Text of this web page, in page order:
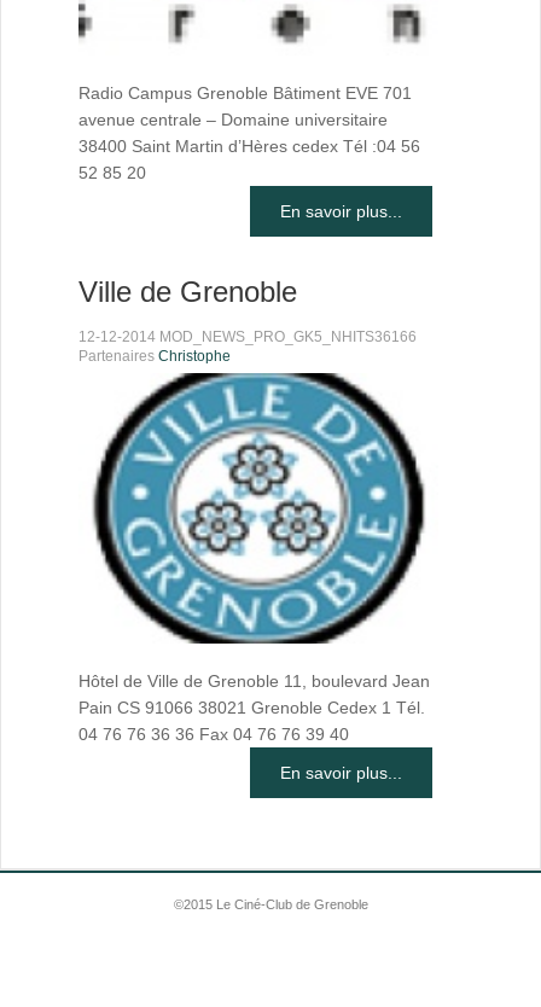
Radio Campus Grenoble Bâtiment EVE 701
avenue centrale – Domaine universitaire
38400 Saint Martin d’Hères cedex Tél :04 56
52 85 20
En savoir plus...
Ville de Grenoble
12-12-2014 MOD_NEWS_PRO_GK5_NHITS36166
Partenaires Christophe
Hôtel de Ville de Grenoble 11, boulevard Jean
Pain CS 91066 38021 Grenoble Cedex 1 Tél.
04 76 76 36 36 Fax 04 76 76 39 40
En savoir plus...
©2015 Le Ciné-Club de Grenoble